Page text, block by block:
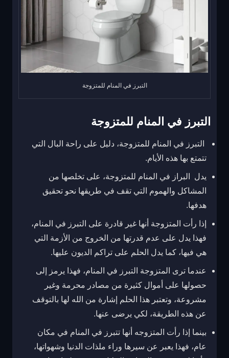
التبرز في المنام للمتزوجة
التبرز في المنام للمتزوجة
التبرز في المنام للمتزوجة، دليل على راحة البال التي
تتمتع بها هذه الأيام.
يدل البراز في المنام للمتزوجة، على تخلصها من
المشاكل والهموم التي تقف في طريقها نحو تحقيق
هدفها.
إذا رأت المتزوجة أنها غير قادرة على التبرز في المنام،
فهذا يدل على عدم قدرتها من الخروج من الأزمة التي
هي فيها، كما يدل الحلم على تراكم الديون عليها.
عندما ترى المتزوجة التبرز في المنام، فهذا يرمز إلى
حصولها على أموال كثيرة من مصادر محرمة وغير
مشروعة، وتعتبر هذا الحلم إشارة من الله لها بالتوقف
عن هذه الطريقة، لكي يرضى عنها.
بينما إذا رأت المتزوجه أنها تتبرز في المنام في مكان
عام، فهذا يعبر عن سيرها وراء ملذات الدنيا وشهواتها،